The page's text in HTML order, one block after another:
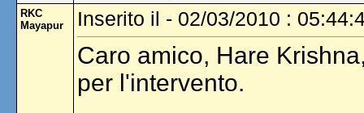
RKC
Mayapur
Inserito il - 02/03/2010 :
Caro amico, Hare
per l'intervento.